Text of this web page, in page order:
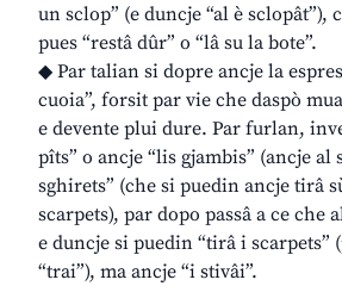
un sclop” (e duncje “al è sclopât”),
pues “restâ dûr” o “lâ su la bote”.
◆ Par talian si dopre ancje la
cuoia”, forsit par vie che daspò
e devente plui dure. Par furlan,
pîts” o ancje “lis gjambis” (ancje al
sghirets” (che si puedin ancje tirâ
scarpets), par dopo passâ a ce
e duncje si puedin “tirâ i scarpets”
“trai”), ma ancje “i stivâi”.